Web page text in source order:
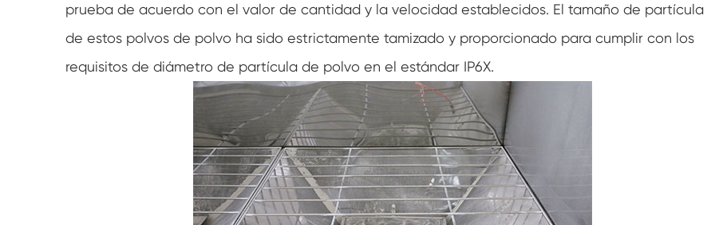
Cámara de estrés ambiental
Equipo de prueba acelerado de vida útil
Cámara de estabilidad
Cámara de la coctelera de temperatura
Gabinete de baja temperatura constante
prueba de acuerdo con el valor de cantidad y la velocidad establecidos. El tamaño de partícula
de estos polvos de polvo ha sido estrictamente tamizado y proporcionado para cumplir con los
requisitos de diámetro de partícula de polvo en el estándar IP6X.